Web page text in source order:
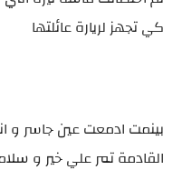
كي تجهز لريارة عائلتها
بينمت ادمعت عين جاسر و
القادمة تمر علي خير و